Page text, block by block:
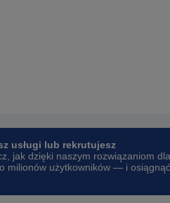
usługi lub rekrutujesz
jak dzięki naszym rozwiązaniom dla
milionów użytkowników — i osiągnąć